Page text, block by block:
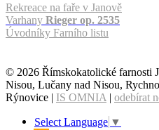
Rekreace na faře v Janově
Varhany Rieger op. 2535
Úvodníky Farního listu
© 2026 Římskokatolické farnosti
Nisou, Lučany nad Nisou,
Rýnovice | IS OMNIA | odebírat
Select Language ▼